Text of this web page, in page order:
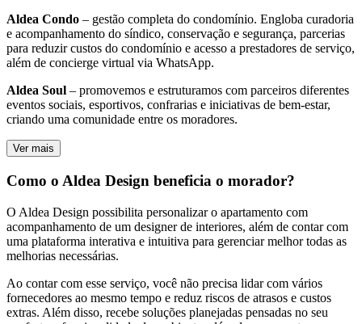
Aldea Condo – gestão completa do condomínio. Engloba curadoria
e acompanhamento do síndico, conservação e segurança, parcerias
para reduzir custos do condomínio e acesso a prestadores de serviço,
além de concierge virtual via WhatsApp.
Aldea Soul – promovemos e estruturamos com parceiros diferentes
eventos sociais, esportivos, confrarias e iniciativas de bem-estar,
criando uma comunidade entre os moradores.
Ver mais
Como o Aldea Design beneficia o morador?
O Aldea Design possibilita personalizar o apartamento com
acompanhamento de um designer de interiores, além de contar com
uma plataforma interativa e intuitiva para gerenciar melhor todas as
melhorias necessárias.
Ao contar com esse serviço, você não precisa lidar com vários
fornecedores ao mesmo tempo e reduz riscos de atrasos e custos
extras. Além disso, recebe soluções planejadas pensadas no seu